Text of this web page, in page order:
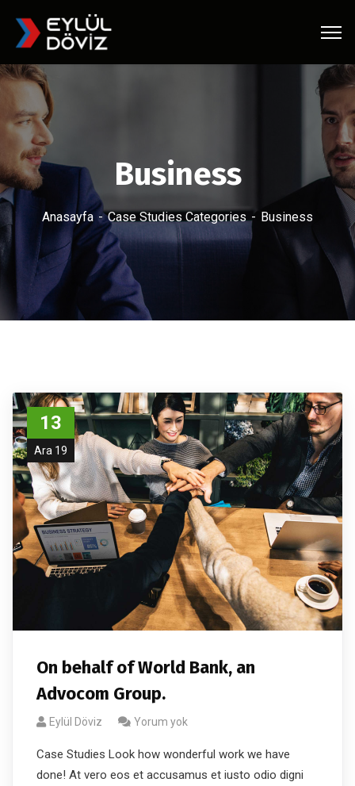
Business
Anasayfa Case Studies Categories Business
13
Ara 19
On behalf of World Bank, an
Advocom Group.
Eylül Döviz Yorum yok
Case Studies Look how wonderful work we have
done! At vero eos et accusamus et iusto odio digni